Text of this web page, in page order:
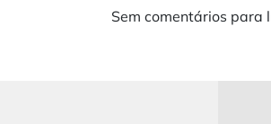
Sem comentários para